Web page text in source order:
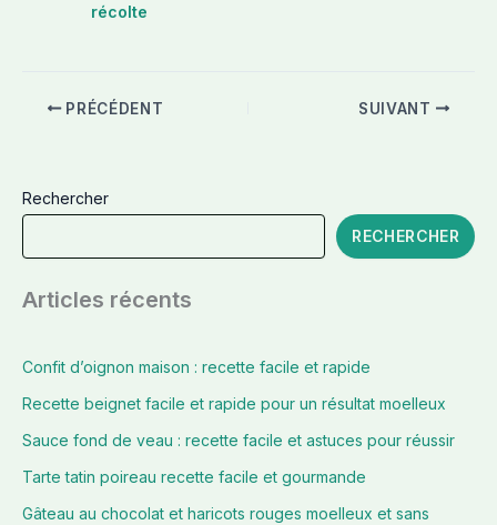
récolte
PRÉCÉDENT SUIVANT
Rechercher
RECHERCHER
Articles récents
Confit d’oignon maison : recette facile et rapide
Recette beignet facile et rapide pour un résultat moelleux
Sauce fond de veau : recette facile et astuces pour réussir
Tarte tatin poireau recette facile et gourmande
Gâteau au chocolat et haricots rouges moelleux et sans